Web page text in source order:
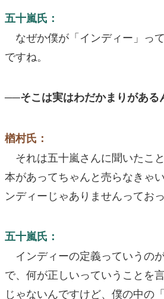
五十嵐氏：
なぜか僕が「インディー」っ
ですね。
──そこは実はわだかまりがある
楢村氏：
それは五十嵐さんに聞いたこ
本があってちゃんと売らなきゃ
ンディーじゃありませんってお
五十嵐氏：
インディーの定義っていうの
で、何が正しいっていうことを
じゃないんですけど、僕の中の